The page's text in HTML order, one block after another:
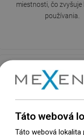
miestnosti, čo
používania.
Táto webová
Táto webová lokalita